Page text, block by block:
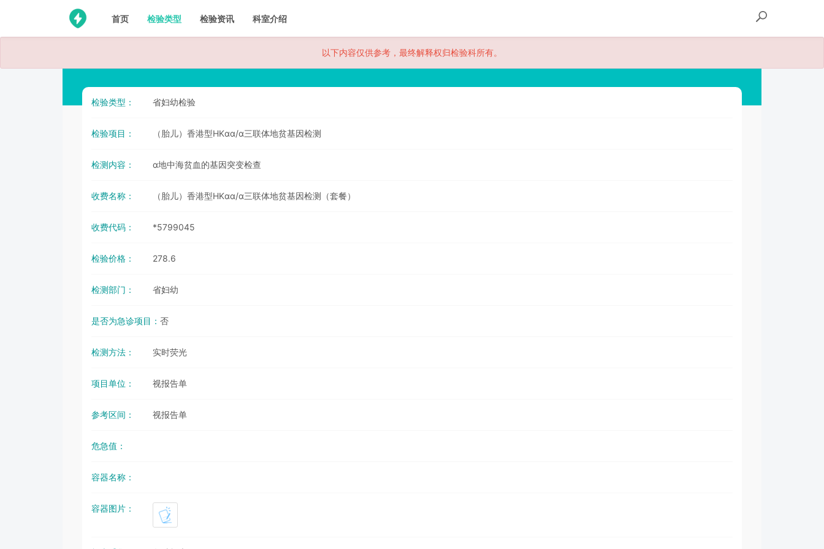
首页 检验类型 检验资讯 科室介绍
以下内容仅供参考，最终解释权归检验科所有。
检验类型： 省妇幼检验
检验项目： （胎儿）香港型HKαα/α三联体地贫基因检测
检测内容： α地中海贫血的基因突变检查
收费名称： （胎儿）香港型HKαα/α三联体地贫基因检测（套餐）
收费代码： *5799045
检验价格： 278.6
检测部门： 省妇幼
是否为急诊项目： 否
检测方法： 实时荧光
项目单位： 视报告单
参考区间： 视报告单
危急值：
容器名称：
容器图片：